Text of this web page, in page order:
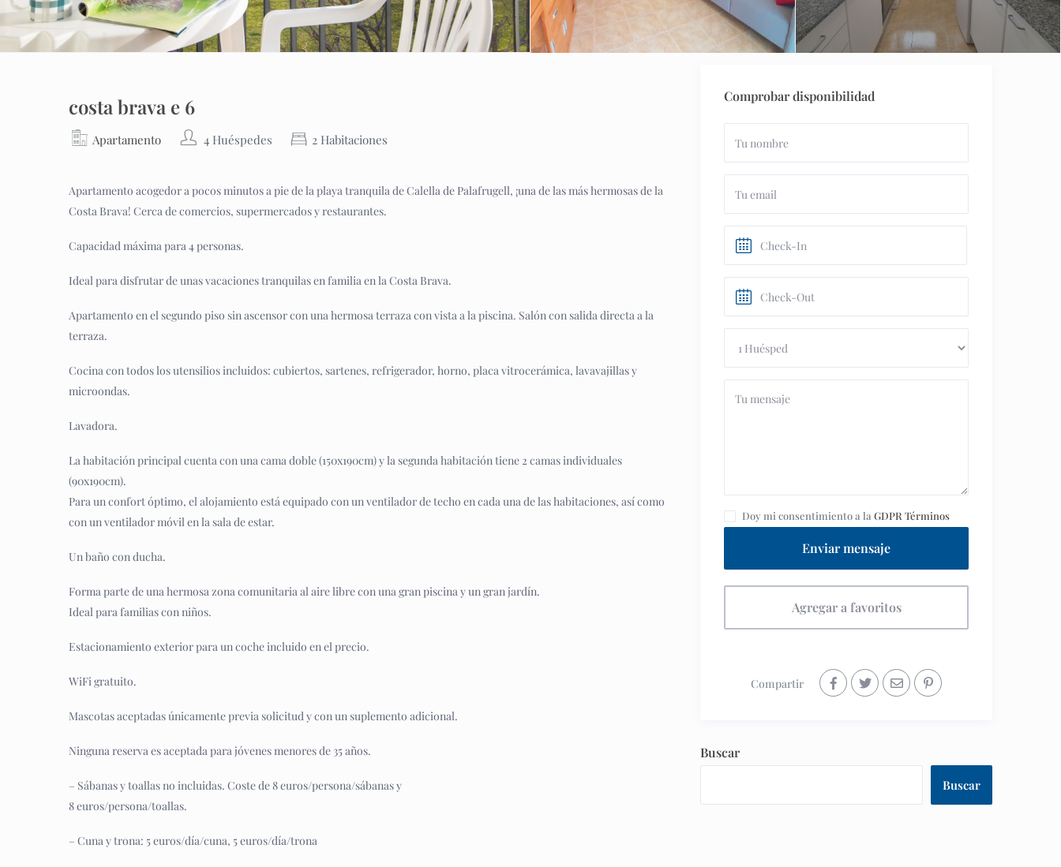
costa brava e 6
Apartamento 4 Huéspedes 2 Habitaciones
Apartamento acogedor a pocos minutos a pie de la playa tranquila de Calella de Palafrugell, ¡una de las más hermosas de la
Costa Brava! Cerca de comercios, supermercados y restaurantes.
Capacidad máxima para 4 personas.
Ideal para disfrutar de unas vacaciones tranquilas en familia en la Costa Brava.
Apartamento en el segundo piso sin ascensor con una hermosa terraza con vista a la piscina. Salón con salida directa a la
terraza.
Cocina con todos los utensilios incluidos: cubiertos, sartenes, refrigerador, horno, placa vitrocerámica, lavavajillas y
microondas.
Lavadora.
La habitación principal cuenta con una cama doble (150x190cm) y la segunda habitación tiene 2 camas individuales
(90x190cm).
Para un confort óptimo, el alojamiento está equipado con un ventilador de techo en cada una de las habitaciones, así como
con un ventilador móvil en la sala de estar.
Un baño con ducha.
Forma parte de una hermosa zona comunitaria al aire libre con una gran piscina y un gran jardín.
Ideal para familias con niños.
Estacionamiento exterior para un coche incluido en el precio.
WiFi gratuito.
Mascotas aceptadas únicamente previa solicitud y con un suplemento adicional.
Ninguna reserva es aceptada para jóvenes menores de 35 años.
– Sábanas y toallas no incluidas. Coste de 8 euros/persona/sábanas y
8 euros/persona/toallas.
– Cuna y trona: 5 euros/día/cuna, 5 euros/día/trona
Comprobar disponibilidad
Doy mi consentimiento a la GDPR Términos
Enviar mensaje
Agregar a favoritos
Compartir
Buscar
Buscar